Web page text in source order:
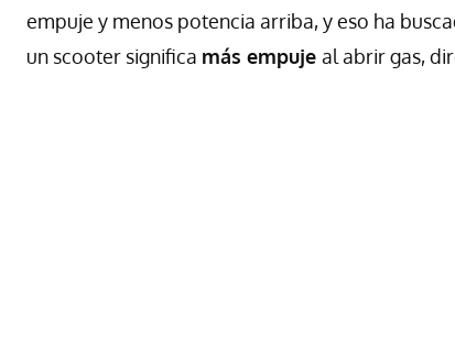
empuje y menos potencia arriba, y eso ha
un scooter significa más empuje al abrir gas,